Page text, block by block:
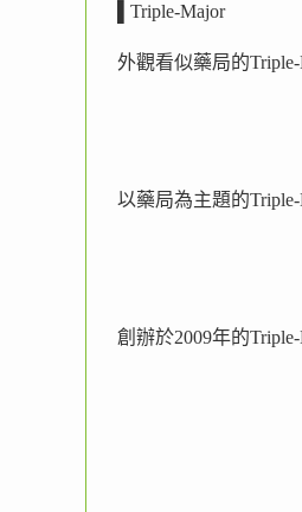
▌Triple-Major
外觀看似藥局的
以藥局為主題的
創辦於2009年的